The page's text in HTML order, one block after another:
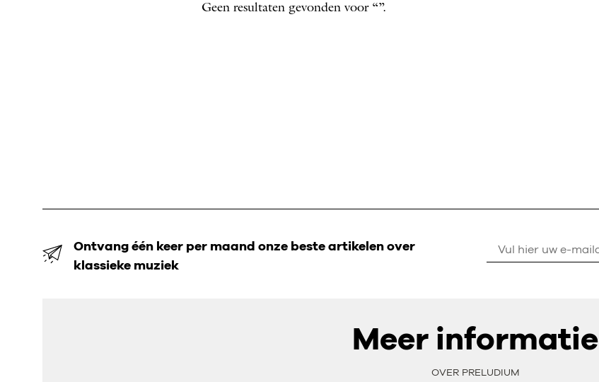
Geen resultaten gevonden voor “”.
Ontvang één keer per maand onze beste artikelen over
klassieke muziek
Meer informatie
OVER PRELUDIUM